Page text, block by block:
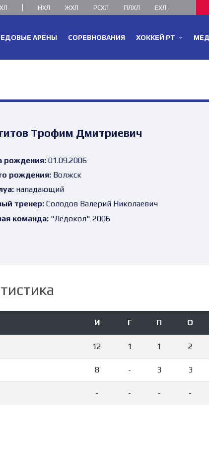
НХЛ ЖХЛ РСХЛ ПЛХЛ ЕХЛ
АРЕНЫ СОРЕВНОВАНИЯ ХОККЕЙ РТ
Трофим Дмитриевич
рождения:01.09.2006
рождения:Волжск
нападающий
тренер:Солодов Валерий Николаевич
команда:"Ледокол" 2006
И Г П О
12 1 1 2
8 - 3 3
- - - -